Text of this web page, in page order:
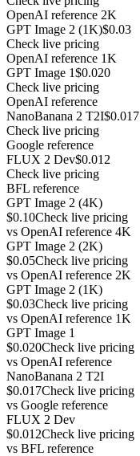
OpenAI reference 2K
GPT Image 2 (1K)$0.03
Check live pricing
OpenAI reference 1K
GPT Image 1$0.020
Check live pricing
OpenAI reference
NanoBanana 2 T2I$0.017
Check live pricing
Google reference
FLUX 2 Dev$0.012
Check live pricing
BFL reference
GPT Image 2 (4K)
$0.10Check live pricing
vs OpenAI reference 4K
GPT Image 2 (2K)
$0.05Check live pricing
vs OpenAI reference 2K
GPT Image 2 (1K)
$0.03Check live pricing
vs OpenAI reference 1K
GPT Image 1
$0.020Check live pricing
vs OpenAI reference
NanoBanana 2 T2I
$0.017Check live pricing
vs Google reference
FLUX 2 Dev
$0.012Check live pricing
vs BFL reference